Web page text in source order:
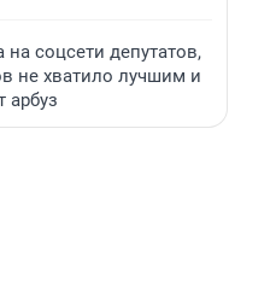
на соцсети депутатов,
не хватило лучшим и
арбуз